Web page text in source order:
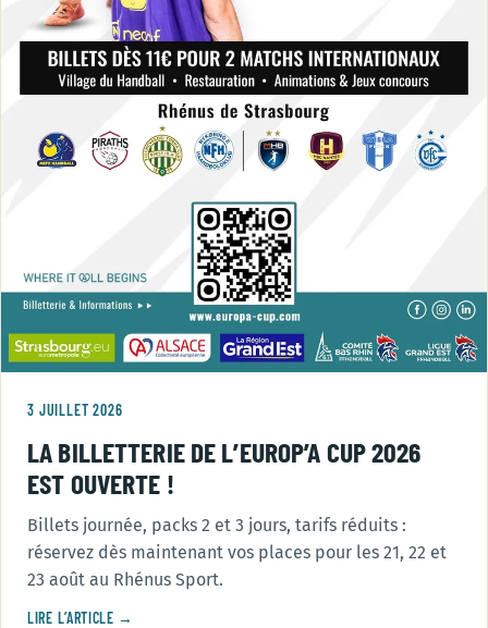
3 JUILLET 2026
LA BILLETTERIE DE L’EUROP’A CUP 2026
EST OUVERTE !
Billets journée, packs 2 et 3 jours, tarifs réduits :
réservez dès maintenant vos places pour les 21, 22 et
23 août au Rhénus Sport.
LIRE L’ARTICLE →